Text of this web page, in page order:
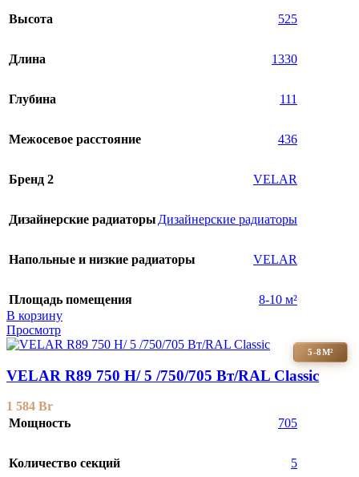
Высота 525
Длина 1330
Глубина 111
Межосевое расстояние 436
Бренд 2 VELAR
Дизайнерские радиаторы Дизайнерские радиаторы
Напольные и низкие радиаторы VELAR
Площадь помещения
8-10 м²
В корзину
Просмотр
5-8М²
VELAR R89 750 H/ 5 /750/705 Вт/RAL Classic
1 584 Br
Мощность
705
Количество секций 5